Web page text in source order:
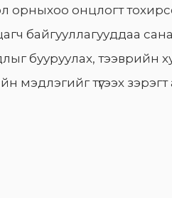
орныхоо онцлогт
байгууллагууддаа
бууруулах, тээврийн
мэдлэгийг түгээх